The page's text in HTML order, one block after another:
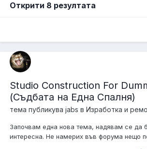
Открити 8 резултата
Studio Construction For
(Съдбата на Една Спалня)
тема публикува jabs в Изработка и
Започвам една нова тема, надявам се да
интересна. Не намерих във форума нещо